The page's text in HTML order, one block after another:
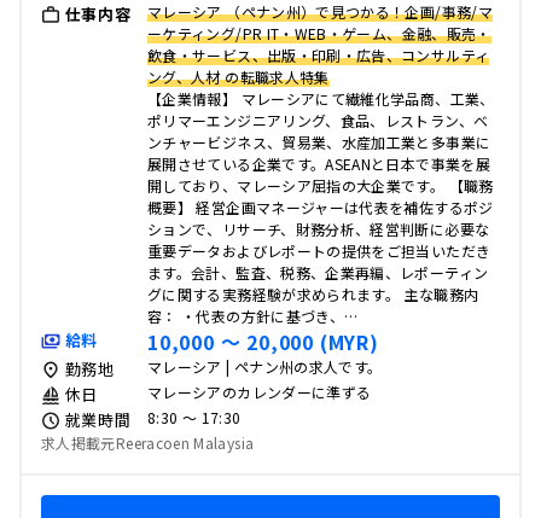
仕事内容
マレーシア （ペナン州）で見つかる！企画/事務/マ
ーケティング/PR IT・WEB・ゲーム、金融、販売・
飲食・サービス、出版・印刷・広告、コンサルティ
ング、人材 の転職求人特集
【企業情報】 マレーシアにて繊維化学品商、工業、
ポリマーエンジニアリング、食品、レストラン、ベ
ンチャービジネス、貿易業、水産加工業と多事業に
展開させている企業です。ASEANと日本で事業を展
開しており、マレーシア屈指の大企業です。 【職務
概要】 経営企画マネージャーは代表を補佐するポジ
ションで、リサーチ、財務分析、経営判断に必要な
重要データおよびレポートの提供をご担当いただき
ます。会計、監査、税務、企業再編、レポーティン
グに関する実務経験が求められます。 主な職務内
容： ・代表の方針に基づき、…
給料 10,000 〜 20,000 (MYR)
勤務地 マレーシア | ペナン州の求人です。
休日 マレーシアのカレンダーに準ずる
就業時間
8:30 〜 17:30
求人掲載元Reeracoen Malaysia